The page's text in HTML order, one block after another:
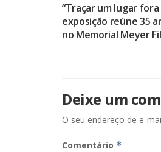
“Traçar um lugar fora
exposição reúne 35
no Memorial Meyer
Deixe um
O seu endereço de e-
Comentário *